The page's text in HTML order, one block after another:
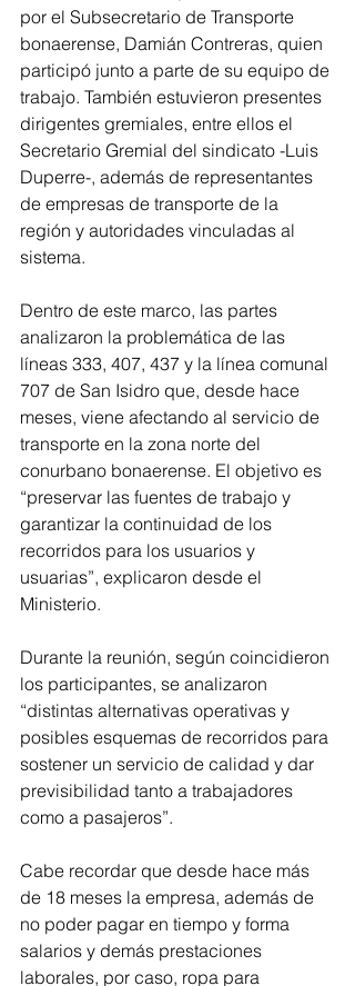
por el Subsecretario de Transporte
bonaerense, Damián Contreras, quien
participó junto a parte de su equipo de
trabajo. También estuvieron presentes
dirigentes gremiales, entre ellos el
Secretario Gremial del sindicato -Luis
Duperre-, además de representantes
de empresas de transporte de la
región y autoridades vinculadas al
sistema.
Dentro de este marco, las partes
analizaron la problemática de las
líneas 333, 407, 437 y la línea comunal
707 de San Isidro que, desde hace
meses, viene afectando al servicio de
transporte en la zona norte del
conurbano bonaerense. El objetivo es
“preservar las fuentes de trabajo y
garantizar la continuidad de los
recorridos para los usuarios y
usuarias”, explicaron desde el
Ministerio.
Durante la reunión, según coincidieron
los participantes, se analizaron
“distintas alternativas operativas y
posibles esquemas de recorridos para
sostener un servicio de calidad y dar
previsibilidad tanto a trabajadores
como a pasajeros”.
Cabe recordar que desde hace más
de 18 meses la empresa, además de
no poder pagar en tiempo y forma
salarios y demás prestaciones
laborales, por caso, ropa para